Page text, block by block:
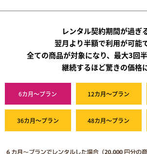
レンタル契約期間が過ぎ
翌月より半額で利用が可能
全ての商品が対象になり、最大3回
継続するほど驚きの価格
6カ月～プラン 12カ月～プラン
36カ月～プラン 48カ月～プラン